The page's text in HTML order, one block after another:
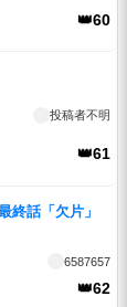
👑60
投稿者不明
👑61
終話「欠片」
6587657
👑62